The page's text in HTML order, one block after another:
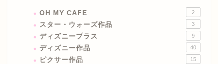
OH MY CAFE 2
スター・ウォーズ作品 3
ディズニープラス 9
ディズニー作品 40
ピクサー作品 15